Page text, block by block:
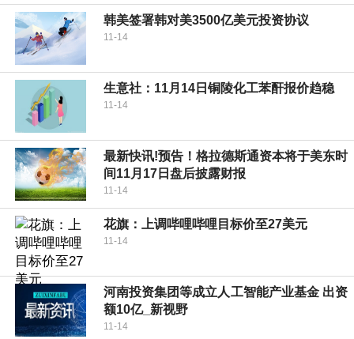
韩美签署韩对美3500亿美元投资协议
11-14
生意社：11月14日铜陵化工苯酐报价趋稳
11-14
最新快讯!预告！格拉德斯通资本将于美东时
间11月17日盘后披露财报
11-14
花旗：上调哔哩哔哩目标价至27美元
11-14
河南投资集团等成立人工智能产业基金 出资
额10亿_新视野
11-14